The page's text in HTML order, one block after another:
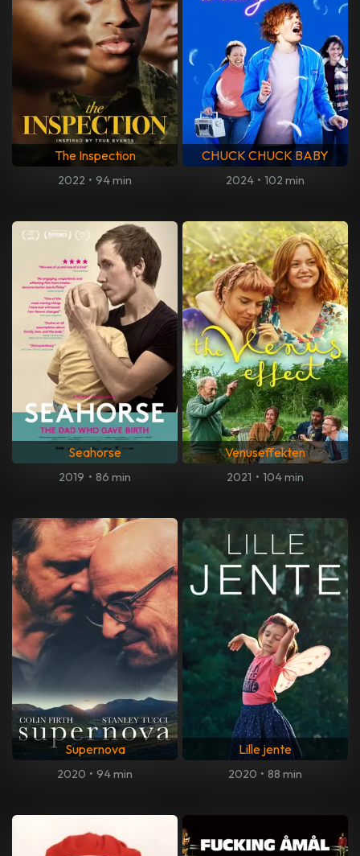
The Inspection
2022 • 94 min
CHUCK CHUCK BABY
2024 • 102 min
Seahorse
2019 • 86 min
Venuseffekten
2021 • 104 min
Supernova
2020 • 94 min
Lille jente
2020 • 88 min